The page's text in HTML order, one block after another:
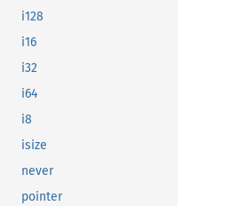
i128
i16
i32
i64
i8
isize
never
pointer